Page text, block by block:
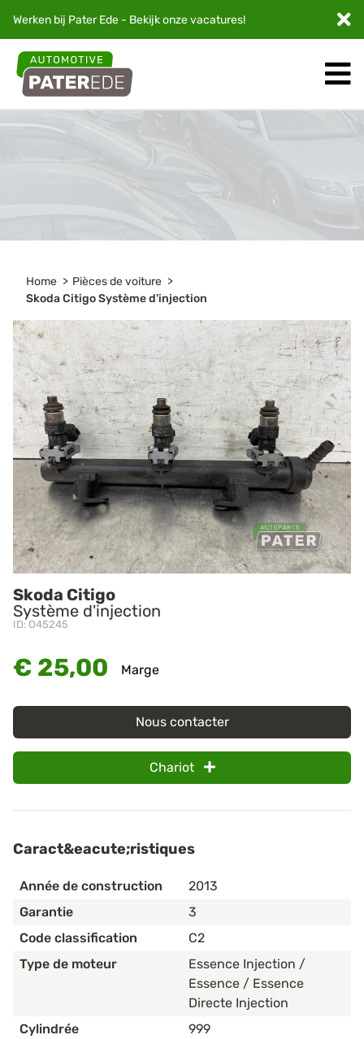
Werken bij Pater Ede - Bekijk onzevacatures!
Home
Pièces de voiture
Skoda Citigo Système d'injection
Skoda Citigo
Système d'injection
ID: O45245
€ 25,00 Marge
Nous contacter
Chariot
Caract&eacute;ristiques
Année de construction
2013
Garantie
3
Code classification
C2
Type de moteur
Essence Injection /
Essence / Essence
Directe Injection
Cylindrée
999